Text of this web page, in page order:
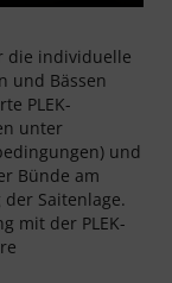
die individuelle
und Bässen
PLEK-
unter
und
Bünde am
Saitenlage.
mit der PLEK-